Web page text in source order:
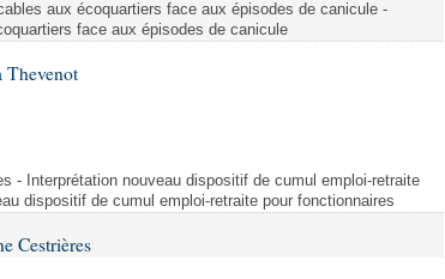
aux écoquartiers face aux épisodes de canicule -
face aux épisodes de canicule
Thevenot
- Interprétation nouveau dispositif de cumul emploi-retraite
dispositif de cumul emploi-retraite pour fonctionnaires
Cestrières